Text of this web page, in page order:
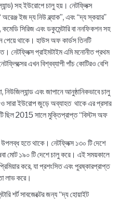
সহ ইউরোপে চালু হয়। নেটফ্লিক্স
ইজ দ্য নিউ ব্ল্যাক”, এবং “দ্য স্কয়ার”
সিরিজ এবং ডকুমেন্টারি বা ননফিকশন সহ
পেয়ে থাকে। হাউস অফ কার্ডস তিনটি
নেটফ্লিক্স প্রাইমটাইম এমি মনোনীত প্রথম
এখন বিশ্বব্যাপী পাঁচ কোটিরও বেশি
এবং জাপানে আনুষ্ঠানিকভাবে চালু
ও সারা ইউরোপ জুড়ে অব্যাহত থাকে এর প্রসার
ছিল 2015 সালে মুক্তিপ্রাপ্ত “বিস্টস অফ
হতে থাকে। নেটফ্লিক্স ১৩০ টি দেশে
মোট ১৯০ টি দেশে চালু করে। এই সময়কালে
প্রিমিয়ার করে, যা প্রশংসিত এবং পুরষ্কারপ্রাপ্ত
লাভ করে।
শর্ট সাবজেক্টের জন্য “দ্য হোয়াইট